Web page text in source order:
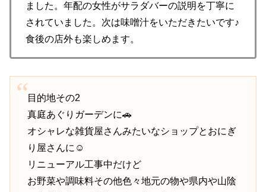
ました。年配の女性がサラダバーの説明を丁寧に
されていました。次は味噌汁をいただきたいです♪
食後の店外も楽しめます。
目的地その2
真庭あぐりガーデンに🚗
オシャレな雑貨屋さんみたいなショップとおにぎ
り屋さんに☺️
リニューアル工事中だけど
お野菜や調味料その他色々地元の物や県内や山陰